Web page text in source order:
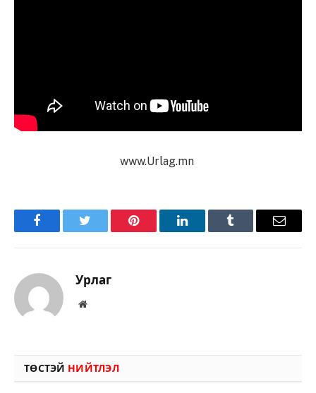
www.Urlag.mn
FacebookTwitter Pinterest LinkedInTumblr Имэйл
Урлаг
Вэбсайт
ТӨСТЭЙ НИЙТЛЭЛ